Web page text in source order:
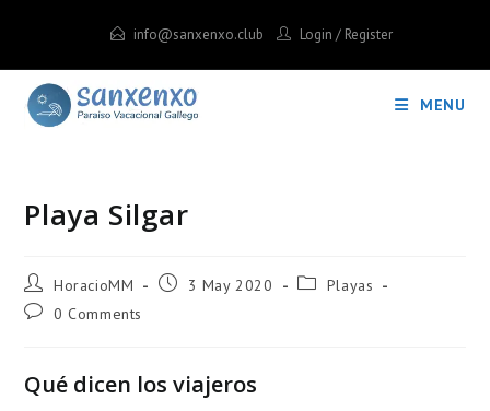
content
info@sanxenxo.club Login / Register
MENU
Playa Silgar
Post
author:
HoracioMM
Post 3 May 2020
Post Playas
Post 0 Comments
Qué dicen los viajeros